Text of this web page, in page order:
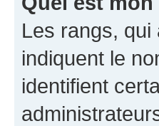
Les rangs, qui
indiquent le
identifient